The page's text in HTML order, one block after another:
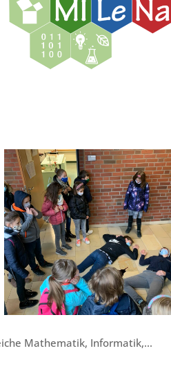
Mathematik, Informatik,...